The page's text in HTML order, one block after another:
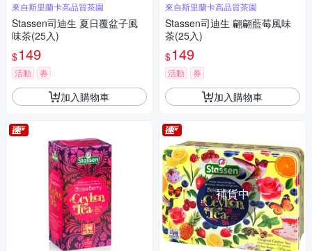
來自斯里蘭卡高品質茶園
Stassen司迪生 夏日覆盆子風
味茶(25入)
$149
活動 券
加入購物車
來自斯里蘭卡高品質茶園
Stassen司迪生 翩翩藍莓風味
茶(25入)
$149
活動 券
加入購物車
補貨中